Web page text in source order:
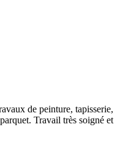
de peinture, tapisserie,
Travail très soigné et